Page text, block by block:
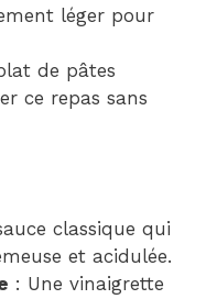
léger pour
de pâtes
ce repas sans
classique qui
et acidulée.
: Une vinaigrette